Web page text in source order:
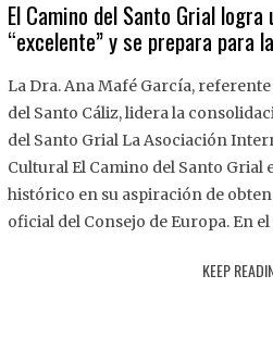
.
8
2
2
El Camino del Santo Grial
“excelente” y se prepara para
La Dra. Ana Mafé García,
del Santo Cáliz, lidera la
del Santo Grial La Asociación
Cultural El Camino del Santo Grial
histórico en su aspiración de
oficial del Consejo de Europa. En
KEEP